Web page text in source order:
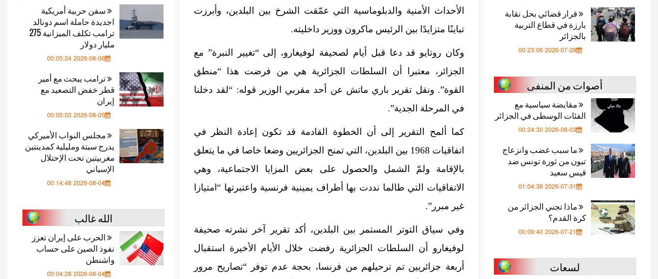
سفن حربية أمريكية
اجديدة حاملة اسم دونالد
ترامب تكلف الميزانية 275
مليار دولار
2026-08-06 00:05:24
ترامب يبحث مع أمير
قطر خفض التصعيد مع
إيران
2026-08-05 00:05:03
مجلس النواب الأميركي
يدرج سبتة ومليلية كمدينتين
مغربيتين تحت الإحتلال
الإسباني
2026-08-04 00:14:48
الله غالب
الحرب على إيران تعزز
نفوذ الصين على حساب
واشنطن
2026-08-04 00:04:28
الأحداث الأمنية والدبلوماسية التي عمّقت الشرخ بين البلدين، وأبرزت
تباينًا متزايدًا بين الرئيس ماكرون ووزير داخليته.
وكان روتايو قد دعا قبل أيام لصحيفة لوفيغارو، إلى “تغيير النبرة” مع
الجزائر، معتبرا أن السلطات الجزائرية هي من فرضت هذا “منطق
القوة”. ونقل تقرير باري ماتش عن أحد مقربي الوزير قوله: “لقد دخلنا
في المرحلة الجدية”.
كما ألمح التقرير إلى أن الخطوة القادمة قد تكون إعادة النظر في
اتفاقيات 1968 بين البلدين، التي تمنح الجزائريين وضعا خاصا في ما يتعلق
بالإقامة ولمّ الشمل والحصول على بعض المزايا الاجتماعية، وهي
الاتفاقيات التي طالما نددت بها أطراف يمينية فرنسية واعتبرتها “امتيازا
غير مبرر”.
وفي سياق التوتر المستمر بين البلدين، أكد تقرير آخر نشرته صحيفة
لوفيغارو أن السلطات الجزائرية رفضت خلال الأيام الأخيرة استقبال
أربعة جزائريين تم ترحيلهم من فرنسا، بحجة عدم توفر “تصاريح مرور
قرار قضائي بحل نقابة
بارزة في قطاع التربية
بالجزائر
2026-07-29 00:23:06
أصوات من المنفى
مقايضة سياسية مع
الفئات الوسطى في الجزائر
2026-08-03 00:24:30
ما سبب غضب وانزعاج
تبون من ثورة تونس ضد
قيس سعيد
2026-07-31 01:04:38
ماذا تجني الجزائر من
كرة القدم؟
2026-07-21 00:09:40
لسعات